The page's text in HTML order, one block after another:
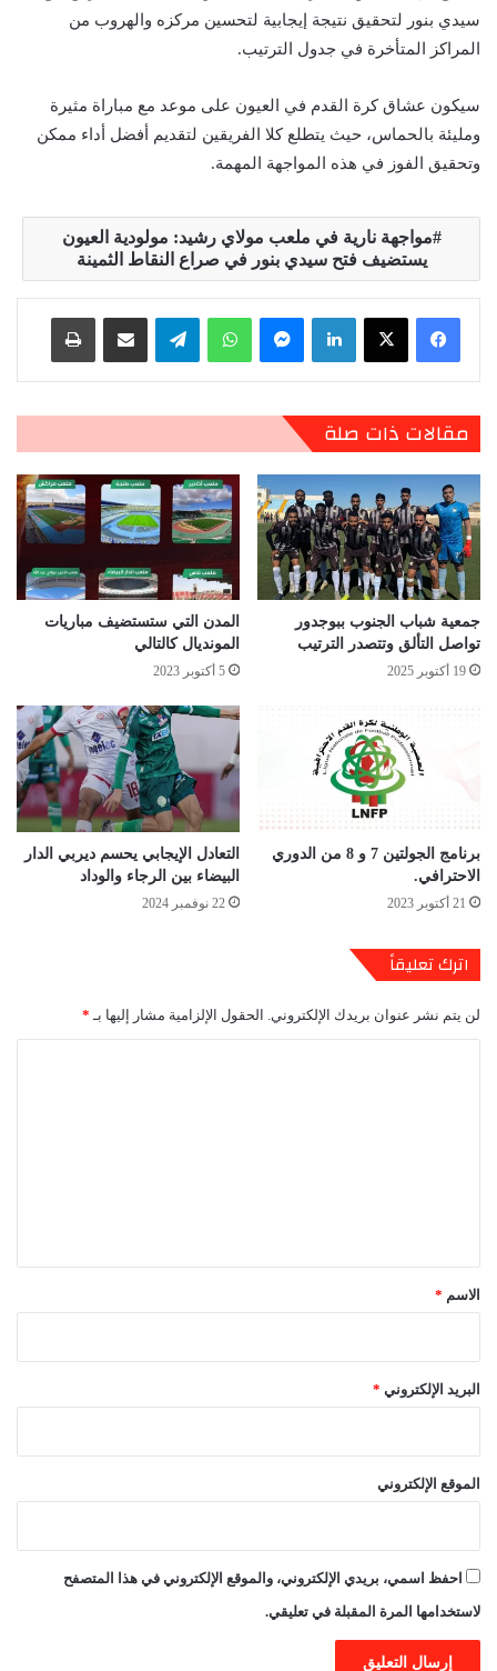
سيدي بنور لتحقيق نتيجة إيجابية لتحسين مركزه والهروب من
المراكز المتأخرة في جدول الترتيب.
سيكون عشاق كرة القدم في العيون على موعد مع مباراة مثيرة
ومليئة بالحماس، حيث يتطلع كلا الفريقين لتقديم أفضل أداء ممكن
وتحقيق الفوز في هذه المواجهة المهمة.
مواجهة نارية في ملعب مولاي رشيد: مولودية العيون
يستضيف فتح سيدي بنور في صراع النقاط الثمينة
لينكدإن ماسنجر واتساب تيلقرام مشاركة عبر البريد طباعة
مقالات ذات صلة
جمعية شباب الجنوب ببوجدور
تواصل التألق وتتصدر الترتيب
19 أكتوبر 2025
المدن التي ستستضيف مباريات
المونديال كالتالي
5 أكتوبر 2023
برنامج الجولتين 7 و 8 من الدوري
الاحترافي.
21 أكتوبر 2023
التعادل الإيجابي يحسم ديربي الدار
البيضاء بين الرجاء والوداد
22 نوفمبر 2024
اترك تعليقاً
لن يتم نشر عنوان بريدك الإلكتروني. الحقول الإلزامية مشار إليها بـ *
*
الاسم *
البريد الإلكتروني *
الموقع الإلكتروني
احفظ اسمي، بريدي الإلكتروني، والموقع الإلكتروني في هذا المتصفح
لاستخدامها المرة المقبلة في تعليقي.